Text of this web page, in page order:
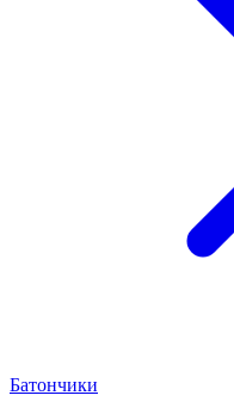
Батончики